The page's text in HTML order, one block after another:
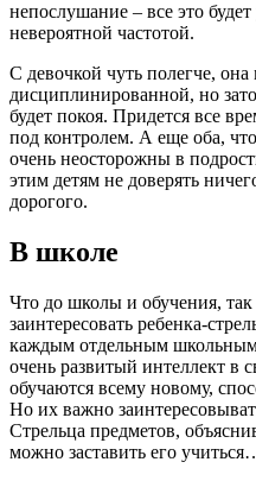
непослушание – все это
невероятной частотой.
С девочкой чуть полегче,
дисциплинированной, но
будет покоя. Придется все
под контролем. А еще оба,
очень неосторожны в
этим детям не доверять
дорогого.
В школе
Что до школы и обучения, так
заинтересовать ребенка-
каждым отдельным
очень развитый интеллект в
обучаются всему новому,
Но их важно
Стрельца предметов,
можно заставить его